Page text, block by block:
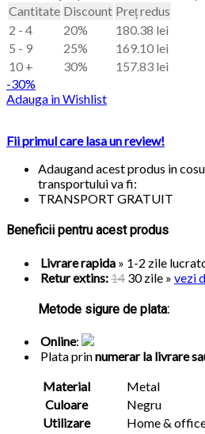
Cantitate Discount Preț redus
2 - 4
20% 180.38 lei
5 - 9
25% 169.10 lei
10 +
30% 157.83 lei
-30%
Adauga in Wishlist
Fii primul care lasa un review!
Adaugand acest produs in
transportului va fi:
TRANSPORT GRATUIT
Beneficii pentru acest produs
Livrare rapida » 1-2 zile
Retur extins:14 30 zile » vezi
Metode sigure de plata:
Online:
Plata prinnumerar la livrare
Material
Metal
Culoare
Negru
Utilizare
Home &